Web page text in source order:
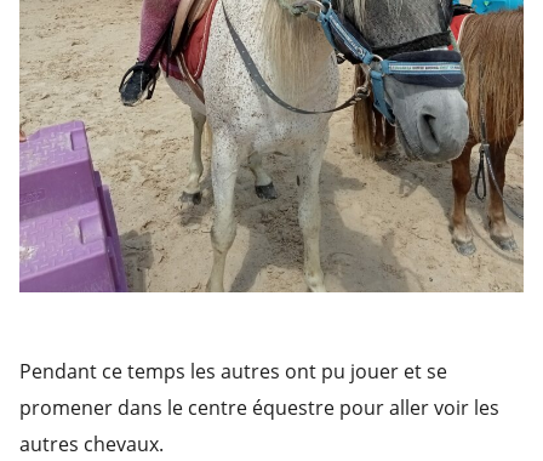
Pendant ce temps les autres ont pu jouer et se
promener dans le centre équestre pour aller voir les
autres chevaux.